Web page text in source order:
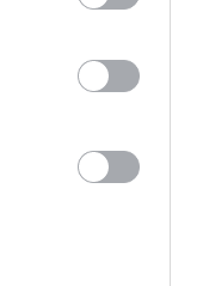
SOBRE
es la puerta
Navega por las
SÍGUENOS